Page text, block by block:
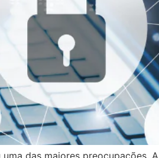
das maiores preocupações.